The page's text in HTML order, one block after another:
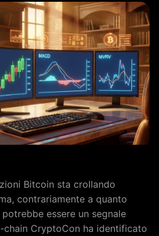
Bitcoin sta crollando
contrariamente a quanto
essere un segnale
chain CryptoCon ha identificato